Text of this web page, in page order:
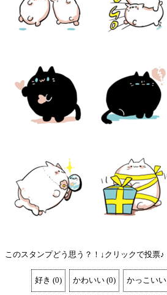
このスタンプどう思う？！↓クリックで投票♪
好き (0) かわいい (0) かっこいい